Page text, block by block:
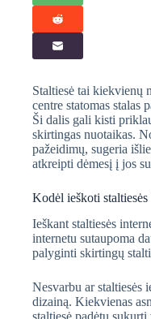
Staltiesė tai kiekvienų
centre statomas stalas
Ši dalis gali kisti
skirtingas nuotaikas.
pažeidimų, sugeria
atkreipti dėmesį į jos
Kodėl ieškoti
Ieškant staltiesės
internetu sutaupoma
palyginti skirtingų
Nesvarbu ar staltiesės
dizainą. Kiekvienas